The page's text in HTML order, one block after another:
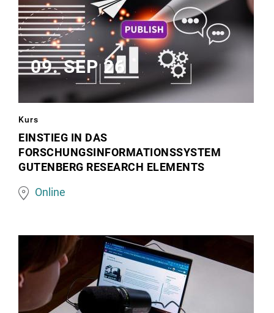
09. SEP 26
Image
matching
this
topic
Kurs
EINSTIEG IN DAS
FORSCHUNGSINFORMATIONSSYSTEM
GUTENBERG RESEARCH ELEMENTS
Online